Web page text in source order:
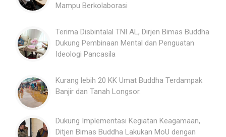
Mampu Berkolaborasi
Terima Disbintalal TNI AL, Dirjen Bimas Buddha
Dukung Pembinaan Mental dan Penguatan
Ideologi Pancasila
Kurang lebih 20 KK Umat Buddha Terdampak
Banjir dan Tanah Longsor.
Dukung Implementasi Kegiatan Keagamaan,
Ditjen Bimas Buddha Lakukan MoU dengan